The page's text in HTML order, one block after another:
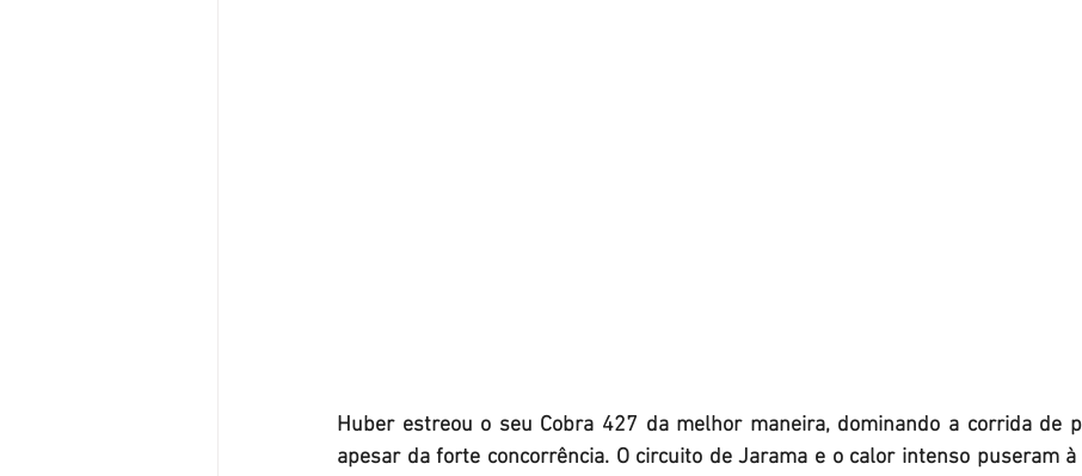
Huber estreou o seu Cobra 427 da melhor maneira, dominando a corrida de
apesar da forte concorrência. O circuito de Jarama e o calor intenso puseram